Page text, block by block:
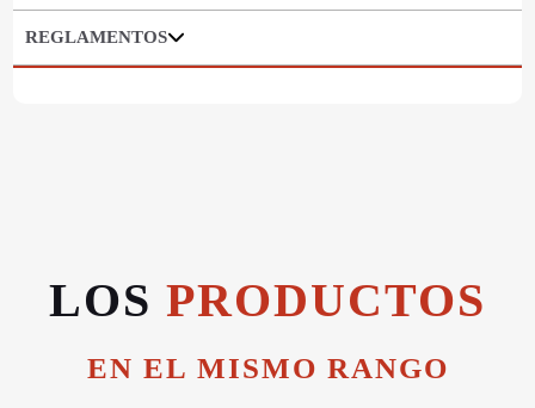
REGLAMENTOS
LOS PRODUCTOS
EN EL MISMO RANGO